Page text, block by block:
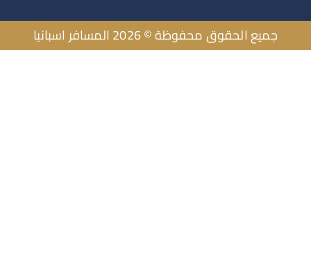
الحقوق محفوظة © 2026 المسافر اسبانيا